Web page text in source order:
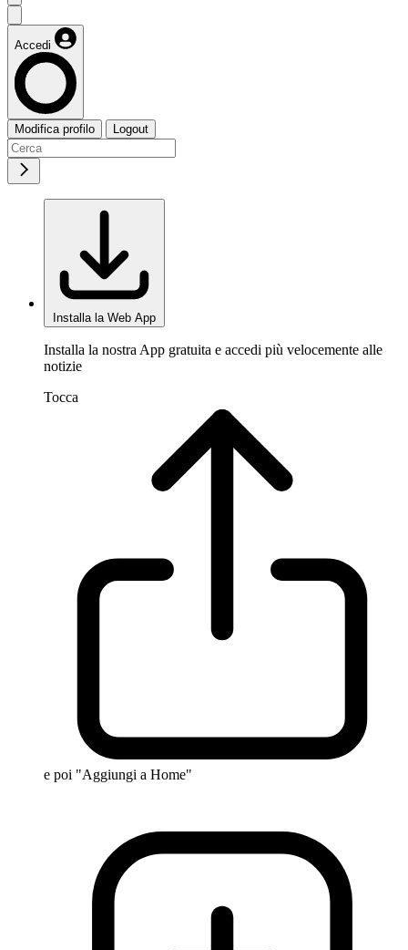
Accedi
Modifica profilo Logout
Installa la Web App
Installa la nostra App gratuita e accedi più velocemente alle
notizie
Tocca
e poi "Aggiungi a Home"